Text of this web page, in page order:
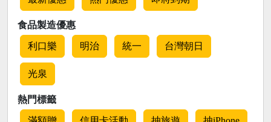
食品製造優惠
利口樂 明治 統一 台灣朝日
光泉
熱門標籤